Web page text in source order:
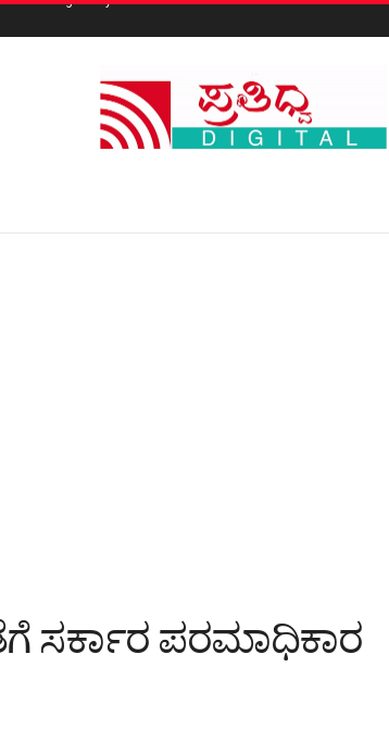
ಸರ್ಕಾರ ಪರಮಾಧಿಕಾರ